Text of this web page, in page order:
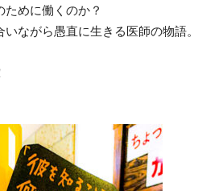
めに働くのか？
ながら愚直に生きる医師の物語。